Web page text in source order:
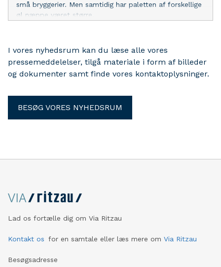
små bryggerier. Men samtidig har paletten af forskellige
øl næppe været større.
I vores nyhedsrum kan du læse alle vores
pressemeddelelser, tilgå materiale i form af billeder
og dokumenter samt finde vores kontaktoplysninger.
BESØG VORES NYHEDSRUM
Lad os fortælle dig om Via Ritzau
Kontakt os for en samtale eller læs mere om Via Ritzau
Besøgsadresse